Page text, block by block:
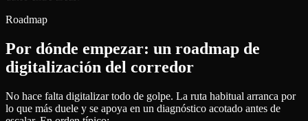
Roadmap
Por dónde empezar: un roadmap de
digitalización del corredor
No hace falta digitalizar todo de golpe. La ruta habitual arranca por
lo que más duele y se apoya en un diagnóstico acotado antes de